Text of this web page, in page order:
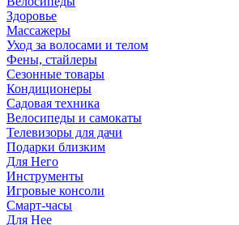
Здоровье
Массажеры
Уход за волосами и телом
Фены, стайлеры
Сезонные товары
Кондиционеры
Садовая техника
Велосипеды и самокаты
Телевизоры для дачи
Подарки близким
Для Него
Инструменты
Игровые консоли
Смарт-часы
Для Нее